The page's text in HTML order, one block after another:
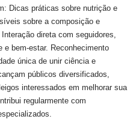
Dicas práticas sobre nutrição e
sobre a composição e
direta com seguidores,
e bem-estar. Reconhecimento
única de unir ciência e
públicos diversificados,
interessados em melhorar sua
regularmente com